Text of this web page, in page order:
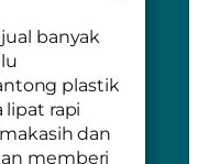
banyak
plastik
lipat rapi
dan
memberi